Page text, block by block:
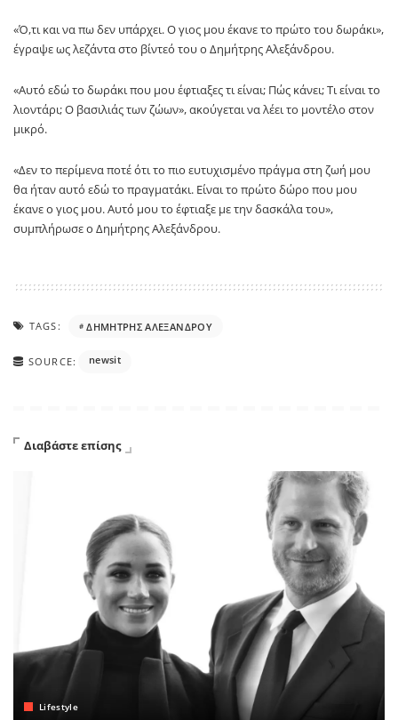
«Ό,τι και να πω δεν υπάρχει. Ο γιος μου έκανε το πρώτο του δωράκι»,
έγραψε ως λεζάντα στο βίντεό του ο Δημήτρης Αλεξάνδρου.
«Αυτό εδώ το δωράκι που μου έφτιαξες τι είναι; Πώς κάνει; Τι είναι το
λιοντάρι; Ο βασιλιάς των ζώων», ακούγεται να λέει το μοντέλο στον
μικρό.
«Δεν το περίμενα ποτέ ότι το πιο ευτυχισμένο πράγμα στη ζωή μου
θα ήταν αυτό εδώ το πραγματάκι. Είναι το πρώτο δώρο που μου
έκανε ο γιος μου. Αυτό μου το έφτιαξε με την δασκάλα του»,
συμπλήρωσε ο Δημήτρης Αλεξάνδρου.
TAGS: ΔΗΜΗΤΡΗΣ ΑΛΕΞΑΝΔΡΟΥ
SOURCE: newsit
Διαβάστε επίσης
Lifestyle